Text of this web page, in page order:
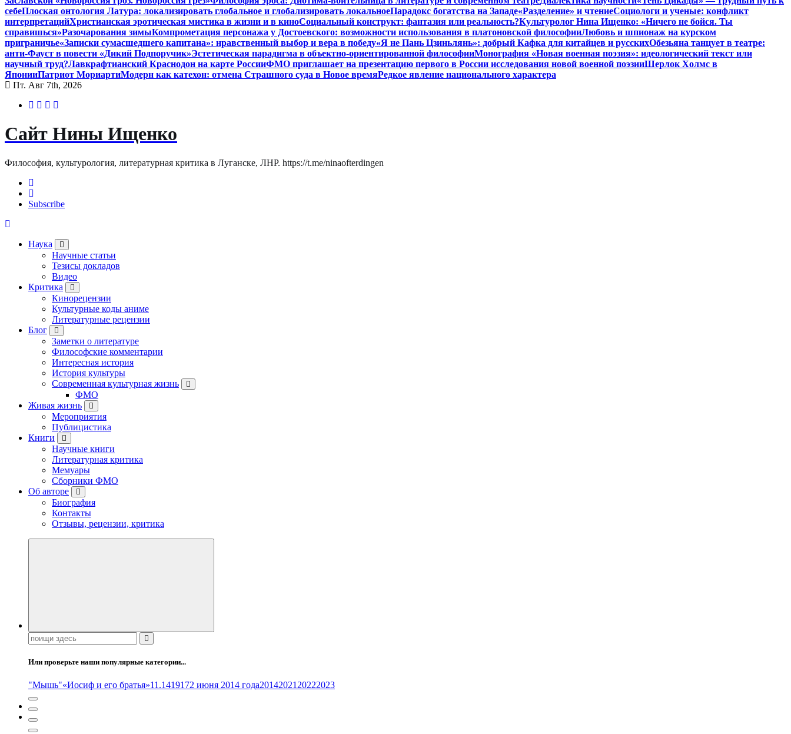
себеПлоская онтология Латура: локализировать глобальное и глобализировать локальноеПарадокс богатства на Западе«Разделение» и чтениеСоциологи и ученые: конфликт
интерпретацийХристианская эротическая мистика в жизни и в киноСоциальный конструкт: фантазия или реальность?Культуролог Нина Ищенко: «Ничего не бойся. Ты
справишься»Разочарования зимыКомпрометация персонажа у Достоевского: возможности использования в платоновской философииЛюбовь и шпионаж на курском
приграничье«Записки сумасшедшего капитана»: нравственный выбор и вера в победу«Я не Пань Цзиньлянь»: добрый Кафка для китайцев и русскихОбезьяна танцует в театре:
анти-Фауст в повести «Дикий Подпоручик»Эстетическая парадигма в объектно-ориентированной философииМонография «Новая военная поэзия»: идеологический текст или
научный труд?Лавкрафтианский Краснодон на карте РоссииФМО приглашает на презентацию первого в России исследования новой военной поэзииШерлок Холмс в
ЯпонииПатриот МориартиМодерн как катехон: отмена Страшного суда в Новое времяРедкое явление национального характера
Пт. Авг 7th, 2026
Сайт Нины Ищенко
Философия, культурология, литературная критика в Луганске, ЛНР. https://t.me/ninaofterdingen
Subscribe
Наука
Научные статьи
Тезисы докладов
Видео
Критика
Кинорецензии
Культурные коды аниме
Литературные рецензии
Блог
Заметки о литературе
Философские комментарии
Интересная история
История культуры
Современная культурная жизнь
ФМО
Живая жизнь
Мероприятия
Публицистика
Книги
Научные книги
Литературная критика
Мемуары
Сборники ФМО
Об авторе
Биография
Контакты
Отзывы, рецензии, критика
Поиск:
Или проверьте наши популярные категории...
"Мышь"«Иосиф и его братья»11.1419172 июня 2014 года20142021 20222023